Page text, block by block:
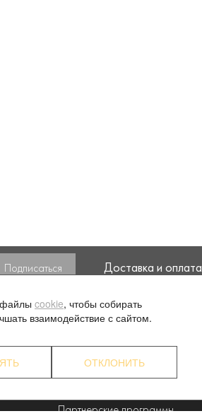
Доставка и оплата
О компании
Партнерские программы
cookie, чтобы собирать
взаимодействие с сайтом.
ОТКЛОНИТЬ